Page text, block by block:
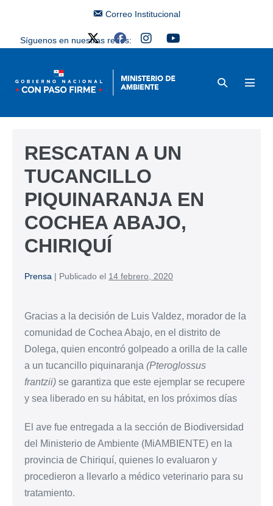
Correo Institucional
Síguenos en nuestras redes:
RESCATAN A UN
TUCANCILLO
PIQUINARANJA EN
COCHEA ABAJO,
CHIRIQUÍ
Prensa | Publicado el 14 febrero, 2020
Gracias a la decisión de Luis Valdez, morador de la
comunidad de Cochea Abajo, en el distrito de
Dolega, quien encontró golpeado a orilla de la calle
a un tucancillo piquinaranja (Pteroglossus
frantzii) se garantiza que este ejemplar se recupere
y sea liberado en su hábitat, en los próximos días
El ave fue entregada a la sección de Biodiversidad
del Ministerio de Ambiente (MiAMBIENTE) en la
provincia de Chiriquí, quienes lo evaluaron y
procedieron a llevarlo a médico veterinario para su
tratamiento.